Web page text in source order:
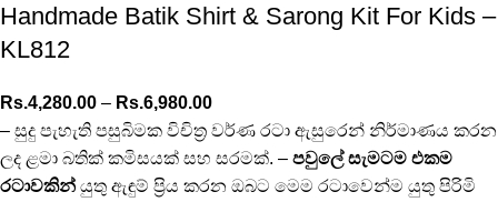
Handmade Batik Shirt & Sarong Kit For Kids –
KL812
Rs.4,280.00 – Rs.6,980.00
– සුදු පැහැති පසුබිමක විචිත්‍ර වර්ණ රටා ඇසුරෙන් නිර්මාණය කරන
ලද ළමා බතික් කමිසයක් සහ සරමක්. – පවුලේ සැමටම එකම
රටාවකින් යුතු ඇඳුම් ප්‍රිය කරන ඔබට මෙම රටාවෙන්ම යුතු පිරිමි